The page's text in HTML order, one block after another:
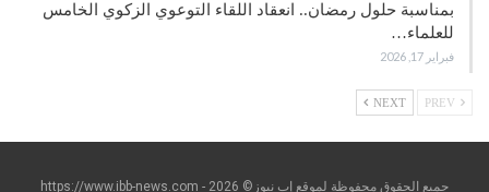
بمناسبة حلول رمضان.. انعقاد اللقاء التوعوي الزكوي الخامس
للعلماء…
فبراير 17, 2026
NEXT
جميع الحقوق محفوظة لموقع إب نيوز© https://www.ibb-news.com - 2026